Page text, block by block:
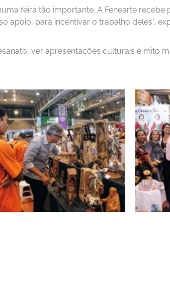
feira tão importante. A Fenearte
apoio, para incentivar o trabalho deles",
ver apresentações culturais e mito